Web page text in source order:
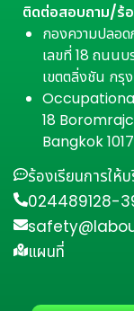
ติดต่อสอบถาม/ร้อ
กองความปลอ
เลขที่ 18 ถนน
เขตตลิ่งชัน กรุ
18
Bangkok
ร้องเรียนการให้
024489128-
แผนที่